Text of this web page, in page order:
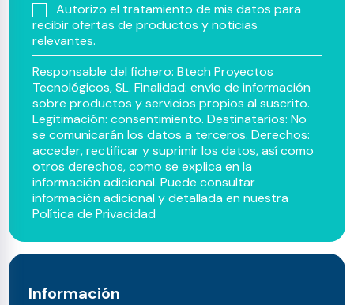
Autorizo el tratamiento de mis datos para
recibir ofertas de productos y noticias
relevantes.
Responsable del fichero: Btech Proyectos
Tecnológicos, SL. Finalidad: envío de información
sobre productos y servicios propios al suscrito.
Legitimación: consentimiento. Destinatarios: No
se comunicarán los datos a terceros. Derechos:
acceder, rectificar y suprimir los datos, así como
otros derechos, como se explica en la
información adicional. Puede consultar
información adicional y detallada en nuestra
Política de Privacidad
Información